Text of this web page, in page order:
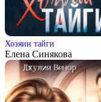
Хозяин тайги
Елена Синякова